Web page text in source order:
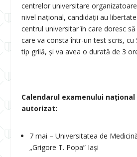
centrelor universitare
nivel național, candidații au
centrul universitar în care doresc
care va consta într-un test scris, cu
tip grilă, și va avea o durată de 3
Calendarul examenului
autorizat:
7 mai – Universitatea de
„Grigore T. Popa” Iași